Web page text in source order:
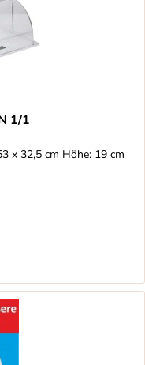
1/1
x 32,5 cm Höhe: 19 cm